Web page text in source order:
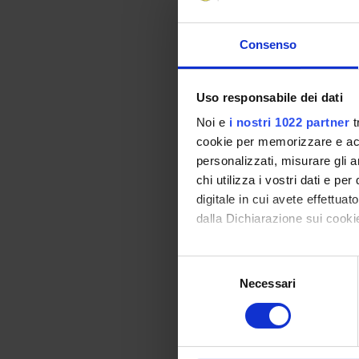
Consenso
Uso responsabile dei dati
Noi e i nostri 1022 partner
cookie per memorizzare e
personalizzati, misurare gli
chi utilizza i vostri dati e per
digitale in cui avete
dalla Dichiarazione sui
Con il tuo consenso,
raccogliere
digitali).
Necessari
La
nelle
Per
U.O.